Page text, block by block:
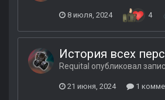
8 июля, 2024 4
История всех
Requital опубликовал
21 июня, 2024 1